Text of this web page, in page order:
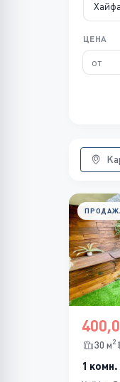
Хайфа
ЦЕНА
30 м2
1